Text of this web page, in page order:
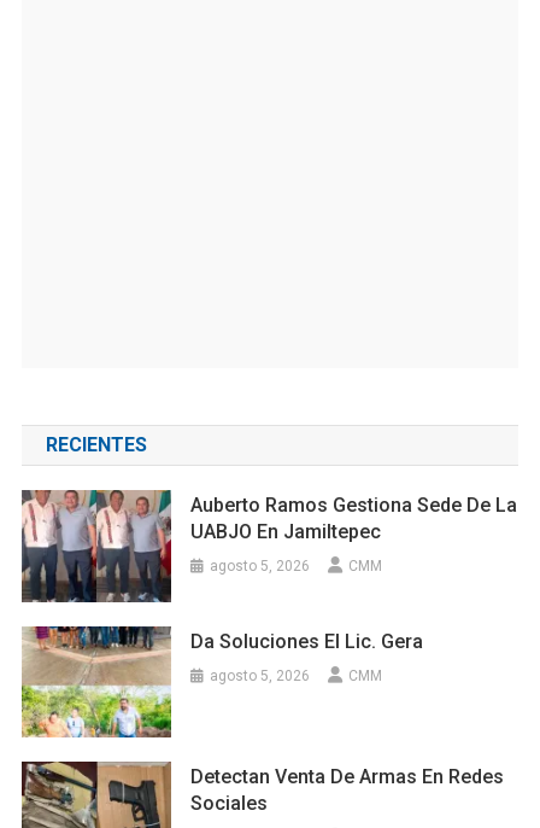
RECIENTES
Auberto Ramos Gestiona Sede De La
UABJO En Jamiltepec
agosto 5, 2026 CMM
Da Soluciones El Lic. Gera
agosto 5, 2026 CMM
Detectan Venta De Armas En Redes
Sociales